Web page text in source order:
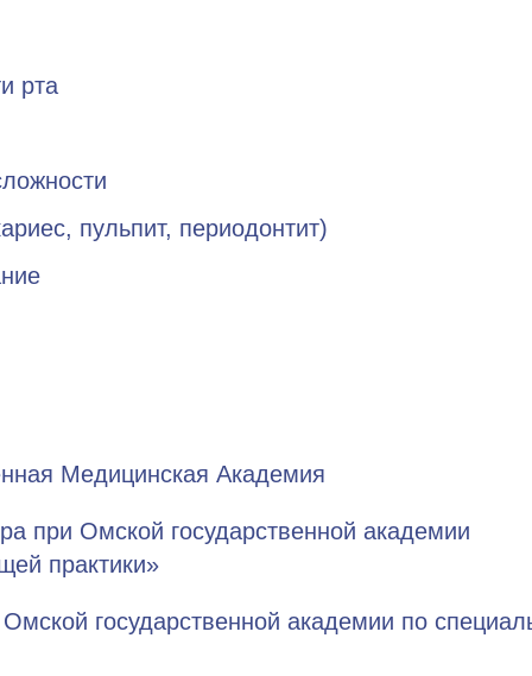
рта
пульпит, периодонтит)
Медицинская Академия
при Омской государственной академии
практики»
государственной академии по